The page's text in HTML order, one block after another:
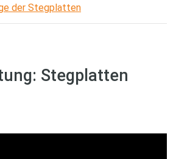
der Stegplatten
Stegplatten